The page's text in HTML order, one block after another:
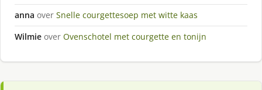
anna over Snelle courgettesoep met witte kaas
Wilmie over Ovenschotel met courgette en tonijn